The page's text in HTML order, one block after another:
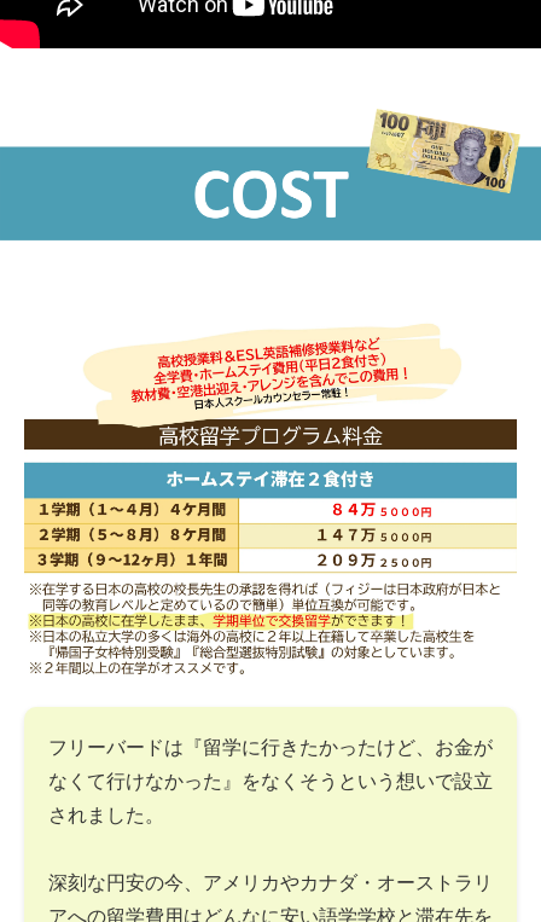
フリーバードは『留学に行きたかったけど、お金が
なくて行けなかった』をなくそうという想いで設立
されました。
深刻な円安の今、アメリカやカナダ・オーストラリ
アへの留学費用はどんなに安い語学学校と滞在先を